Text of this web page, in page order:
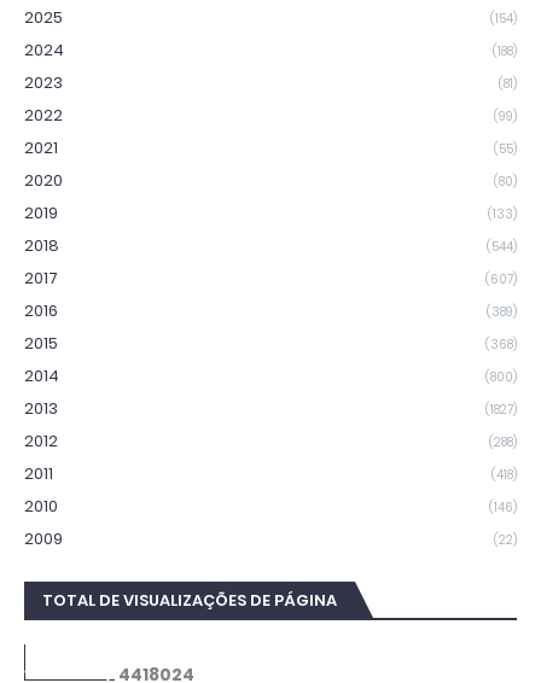
2025 (154)
2024 (188)
2023 (81)
2022 (99)
2021 (55)
2020 (80)
2019 (133)
2018 (544)
2017 (607)
2016 (389)
2015 (368)
2014 (800)
2013 (1827)
2012 (288)
2011 (418)
2010 (146)
2009 (22)
TOTAL DE VISUALIZAÇÕES DE PÁGINA
4418024